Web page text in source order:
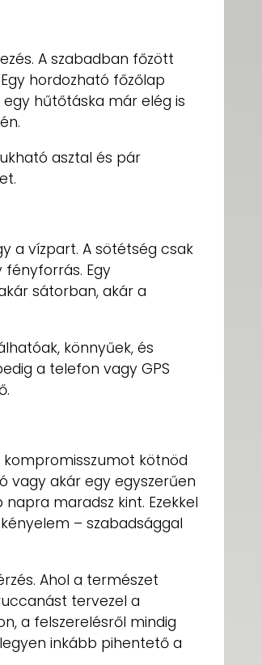
A szabadban főzött
hordozható főzőlap
hűtőtáska már elég is
asztal és pár
a vízpart. A sötétség csak
fényforrás. Egy
sátorban, akár a
könnyűek, és
a telefon vagy GPS
kötnöd
vagy akár egy egyszerűen
maradsz kint. Ezekkel
– szabadsággal
Ahol a természet
tervezel a
a felszerelésről mindig
inkább pihentető a